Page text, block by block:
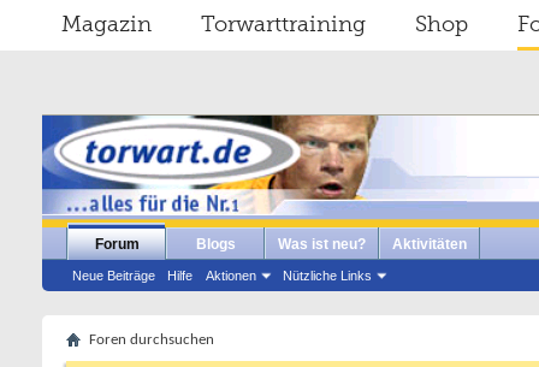
Magazin Torwarttraining Shop
Forum
Neue Beiträge Hilfe Aktionen Nützliche Links
Blogs Was ist neu? Aktivitäten
Foren durchsuchen